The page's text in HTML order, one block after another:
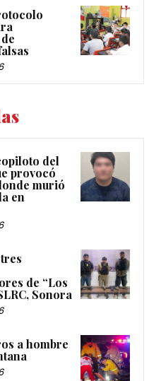
del
provocó
murió
en
de “Los
Sonora
a hombre